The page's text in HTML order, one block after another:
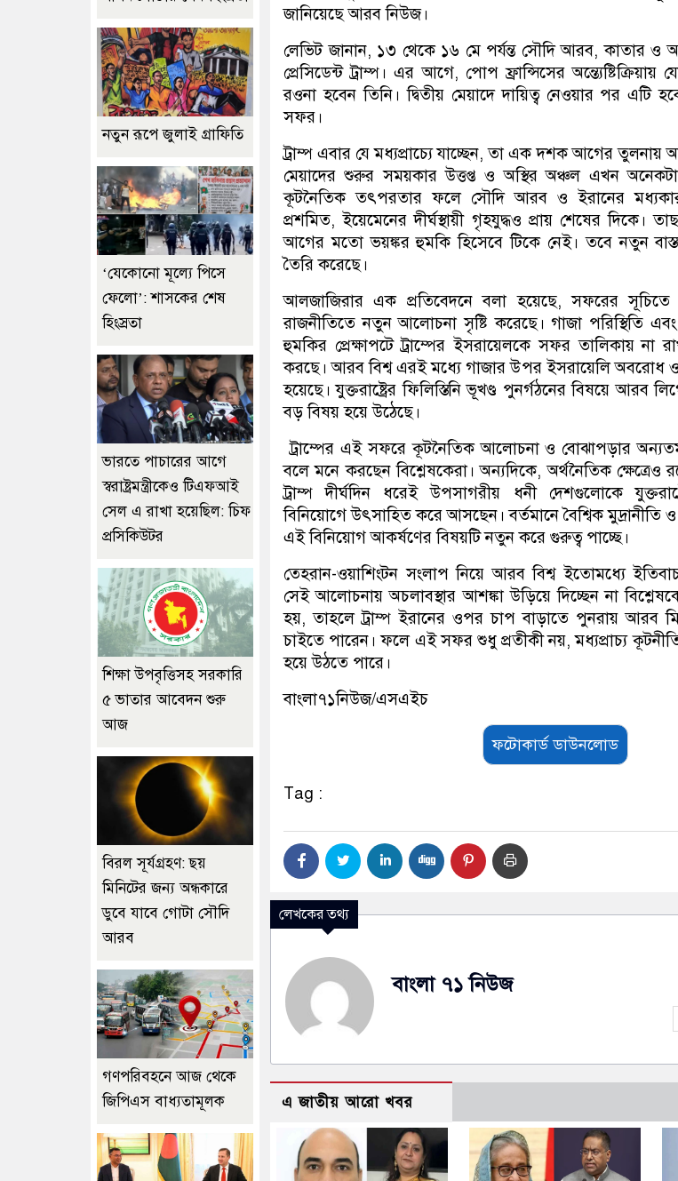
জানিয়েছে আরব নিউজ।
লেভিট জানান, ১৩ থেকে ১৬ মে পর্যন্ত সৌদি আরব, কাতার ও
প্রেসিডেন্ট ট্রাম্প। এর আগে, পোপ ফ্রান্সিসের
রওনা হবেন তিনি। দ্বিতীয় মেয়াদে দায়িত্ব নেওয়ার পর এটি
সফর।
ট্রাম্প এবার যে মধ্যপ্রাচ্যে যাচ্ছেন, তা এক দশক আগের তুলনায়
মেয়াদের শুরুর সময়কার উত্তপ্ত ও অস্থির অঞ্চল এখন
কূটনৈতিক তৎপরতার ফলে সৌদি আরব ও ইরানের
প্রশমিত, ইয়েমেনের দীর্ঘস্থায়ী গৃহযুদ্ধও প্রায় শেষের
আগের মতো ভয়ঙ্কর হুমকি হিসেবে টিকে নেই। তবে নতুন
তৈরি করেছে।
আলজাজিরার এক প্রতিবেদনে বলা হয়েছে, সফরের সূচিতে
রাজনীতিতে নতুন আলোচনা সৃষ্টি করেছে। গাজা পরিস্থিতি এবং
হুমকির প্রেক্ষাপটে ট্রাম্পের ইসরায়েলকে সফর তালিকায় না
করছে। আরব বিশ্ব এরই মধ্যে গাজার উপর ইসরায়েলি অবরোধ ও
হয়েছে। যুক্তরাষ্ট্রের ফিলিস্তিনি ভূখণ্ড পুনর্গঠনের বিষয়ে আরব
বড় বিষয় হয়ে উঠেছে।
ট্রাম্পের এই সফরে কূটনৈতিক আলোচনা ও বোঝাপড়ার
বলে মনে করছেন বিশ্লেষকেরা। অন্যদিকে, অর্থনৈতিক ক্ষেত্রেও
ট্রাম্প দীর্ঘদিন ধরেই উপসাগরীয় ধনী দেশগুলোকে
বিনিয়োগে উৎসাহিত করে আসছেন। বর্তমানে বৈশ্বিক মুদ্রানীতি ও
এই বিনিয়োগ আকর্ষণের বিষয়টি নতুন করে গুরুত্ব পাচ্ছে।
তেহরান-ওয়াশিংটন সংলাপ নিয়ে আরব বিশ্ব ইতোমধ্যে
সেই আলোচনায় অচলাবস্থার আশঙ্কা উড়িয়ে দিচ্ছেন না
হয়, তাহলে ট্রাম্প ইরানের ওপর চাপ বাড়াতে পুনরায় আরব
চাইতে পারেন। ফলে এই সফর শুধু প্রতীকী নয়, মধ্যপ্রাচ্য
হয়ে উঠতে পারে।
বাংলা৭১নিউজ/এসএইচ
ফটোকার্ড ডাউনলোড
Tag :
লেখকের তথ্য
বাংলা ৭১ নিউজ
এ জাতীয় আরো খবর
নতুন রূপে জুলাই গ্রাফিতি
‘যেকোনো মূল্যে পিসে
ফেলো’: শাসকের শেষ
হিংস্রতা
ভারতে পাচারের আগে
স্বরাষ্ট্রমন্ত্রীকেও টিএফআই
সেল এ রাখা হয়েছিল: চিফ
প্রসিকিউটর
শিক্ষা উপবৃত্তিসহ সরকারি
৫ ভাতার আবেদন শুরু
আজ
বিরল সূর্যগ্রহণ: ছয়
মিনিটের জন্য অন্ধকারে
ডুবে যাবে গোটা সৌদি
আরব
গণপরিবহনে আজ থেকে
জিপিএস বাধ্যতামূলক